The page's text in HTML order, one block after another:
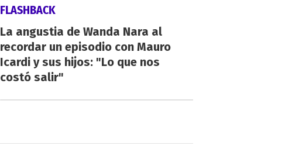
FLASHBACK
La angustia de Wanda Nara al
recordar un episodio con Mauro
Icardi y sus hijos: "Lo que nos
costó salir"